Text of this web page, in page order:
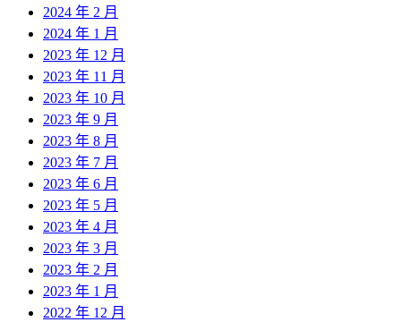
2024 年 2 月
2024 年 1 月
2023 年 12 月
2023 年 11 月
2023 年 10 月
2023 年 9 月
2023 年 8 月
2023 年 7 月
2023 年 6 月
2023 年 5 月
2023 年 4 月
2023 年 3 月
2023 年 2 月
2023 年 1 月
2022 年 12 月